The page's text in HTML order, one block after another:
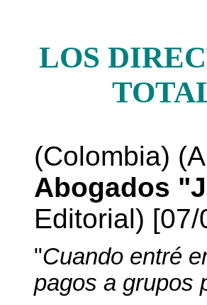
LOS
(Colombia)
Abogados
Editorial)
"Cuando entré
pagos a grupos